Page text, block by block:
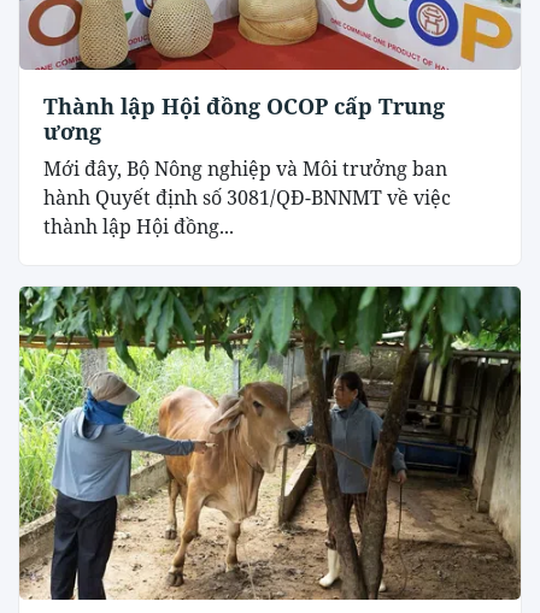
Thành lập Hội đồng OCOP cấp Trung
ương
Mới đây, Bộ Nông nghiệp và Môi trưởng ban
hành Quyết định số 3081/QĐ-BNNMT về việc
thành lập Hội đồng...